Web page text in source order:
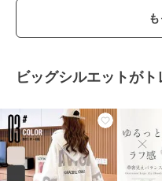
ビッグシルエットが